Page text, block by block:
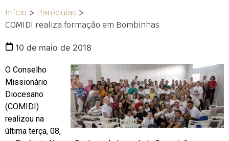
Início > Paróquias >
COMIDI realiza formação em Bombinhas
10 de maio de 2018
O Conselho
Missionário
Diocesano
(COMIDI)
realizou na
última terça, 08,